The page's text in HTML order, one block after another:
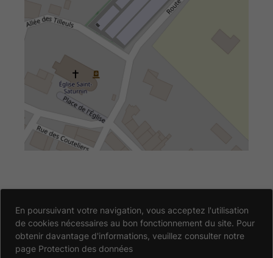
Accessibilité
Partiellement conforme
Données personnelles
En poursuivant votre navigation, vous acceptez l'utilisation
de cookies nécessaires au bon fonctionnement du site. Pour
obtenir davantage d'informations, veuillez consulter notre
page Protection des données